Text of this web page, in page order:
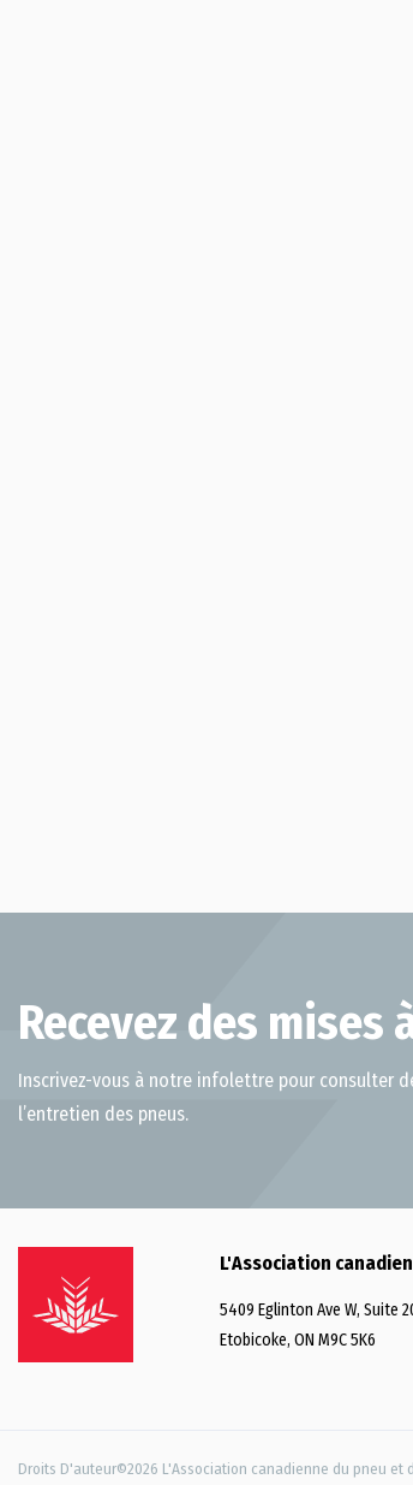
Recevez des
Inscrivez-vous à notre infolettre pour consulter
l’entretien des pneus.
L'Association
5409 Eglinton Ave W, Suite
Etobicoke, ON M9C 5K6
Droits D'auteur©2026 L'Association canadienne du pneu et